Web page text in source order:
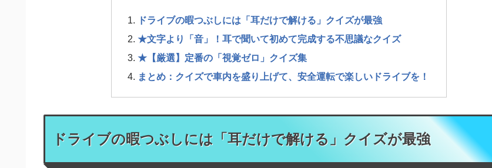
ドライブの暇つぶしには「耳だけで解ける」クイズが最強
★文字より「音」！耳で聞いて初めて完成する不思議なクイズ
★【厳選】定番の「視覚ゼロ」クイズ集
まとめ：クイズで車内を盛り上げて、安全運転で楽しいドライブを！
ドライブの暇つぶしには「耳だけで解ける」クイズが最強